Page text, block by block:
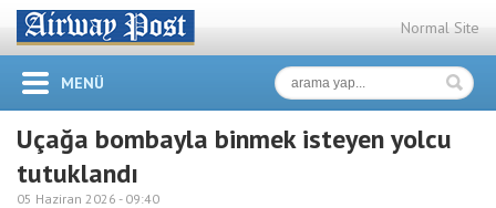
Normal Site
MENÜ
Uçağa bombayla binmek isteyen yolcu
tutuklandı
05 Haziran 2026 - 09:40